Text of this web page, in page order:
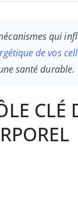
qui
de vos
santé durable.
CLÉ